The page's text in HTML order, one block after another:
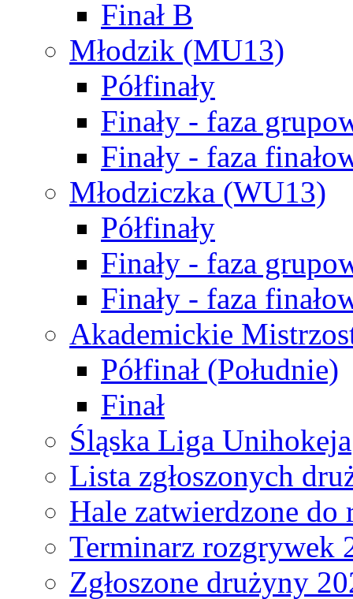
Finał B
Młodzik (MU13)
Półfinały
Finały - faza
Finały - faza
Młodziczka (WU13)
Półfinały
Finały - faza
Finały - faza
Akademickie
Półfinał (Południe)
Finał
Śląska Liga Unihokeja
Lista zgłoszonych
Hale zatwierdzone do
Terminarz rozgrywek
Zgłoszone drużyny